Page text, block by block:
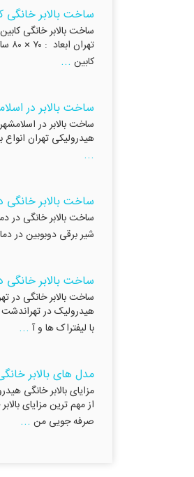
ساخت بالابر خانگی
کابین ...
ساخت بالابر در
هیدرولیکی تهران
...
ساخت بالابر خانگی
شیر برقی دوبوبین در
ساخت بالابر
هیدرولیک در تهراندشت
با لیفتراک ها و آ ...
مدل های بالابر
مزایای بالابر خانگی
از مهم ترین مزایای
صرفه جویی من ...